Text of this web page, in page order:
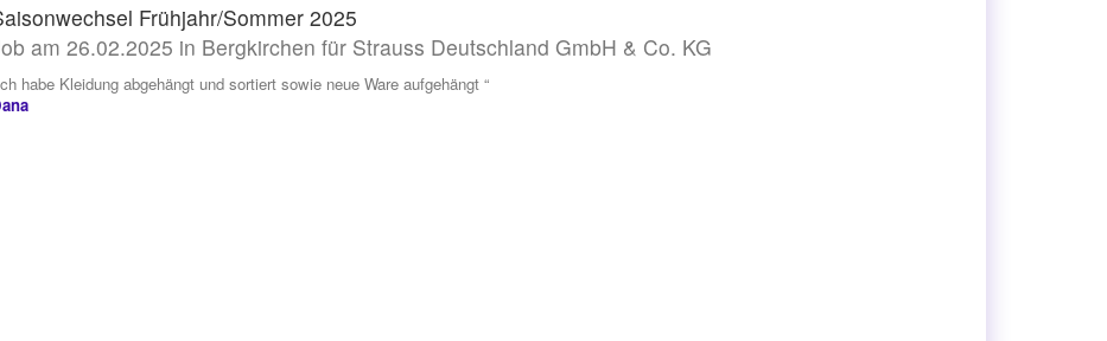
Frühjahr/Sommer 2025
am 26.02.2025 in Bergkirchen für Strauss Deutschland GmbH & Co. KG
habe Kleidung abgehängt und sortiert sowie neue Ware aufgehängt “